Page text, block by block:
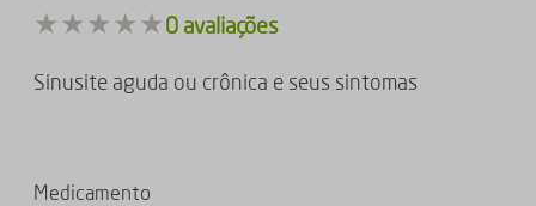
★ ★ ★ ★ ★ 0 avaliações
Sinusite aguda ou crônica e seus sintomas
Medicamento